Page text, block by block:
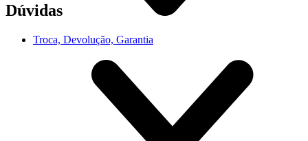
Dúvidas
Troca, Devolução, Garantia